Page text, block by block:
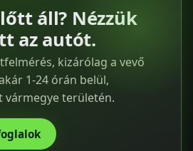
áll? Nézzük
az autót.
kizárólag a vevő
1-24 órán belül,
vármegye területén.